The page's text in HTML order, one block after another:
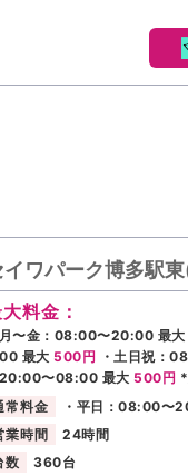
イワパーク博多駅
料金：
月〜金：08:00〜20:00 最大
最大 500円 ・土日祝：
〜08:00 最大 500円
常料金
・平日：08:00〜
業時間
24時間
数
360台